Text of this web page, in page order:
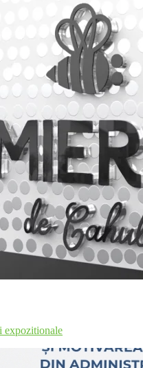
expozitionale